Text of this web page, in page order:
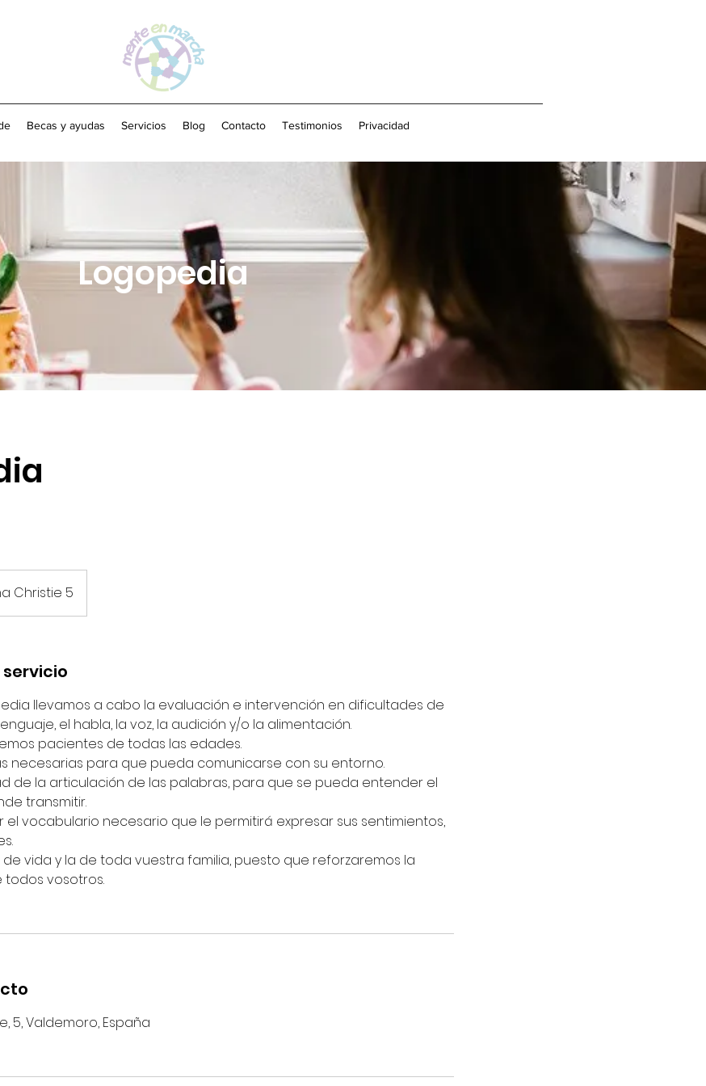
Becas y ayudas Servicios Blog Contacto Testimonios Privacidad
Logopedia
Christie 5
llevamos a cabo la evaluación e intervención en dificultades de
el habla, la voz, la audición y/o la alimentación.
pacientes de todas las edades.
necesarias para que pueda comunicarse con su entorno.
de la articulación de las palabras, para que se pueda entender el
transmitir.
el vocabulario necesario que le permitirá expresar sus sentimientos,
vida y la de toda vuestra familia, puesto que reforzaremos la
vosotros.
5, Valdemoro, España